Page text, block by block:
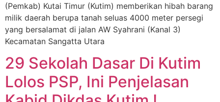
(Pemkab) Kutai Timur (Kutim) memberikan hibah barang
milik daerah berupa tanah seluas 4000 meter persegi
yang bersalamat di jalan AW Syahrani (Kanal 3)
Kecamatan Sangatta Utara
29 Sekolah Dasar Di Kutim
Lolos PSP, Ini Penjelasan